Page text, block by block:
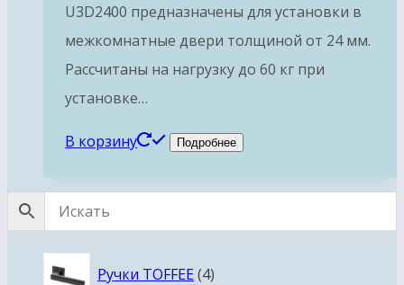
U3D2400 предназначены для установки в
межкомнатные двери толщиной от 24 мм.
Рассчитаны на нагрузку до 60 кг при
установке…
В корзину Подробнее
Ручки TOFFEE 44